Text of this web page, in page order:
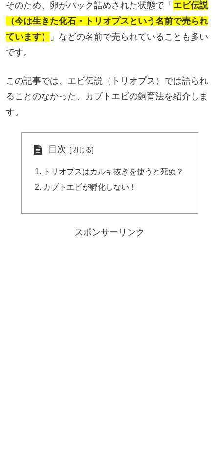
そのため、卵がパック詰めされた状態で「 エビ伝説
（今は生きた化石・トリオプスという名前で売られ
ています）
」などの名前で売られていることも多い
です。
この記事では、エビ伝説（トリオプス）では語られ
ることのなかった、カブトエビの飼育法を紹介しま
す。
目次
トリオプスはカルキ抜きを使うと死ぬ？
カブトエビが孵化しない！
スポンサーリンク